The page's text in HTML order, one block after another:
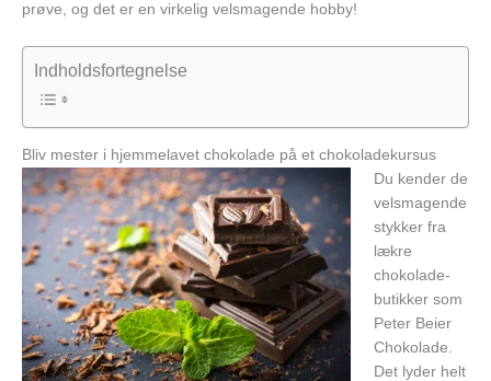
prøve, og det er en virkelig velsmagende hobby!
Indholdsfortegnelse
Bliv mester i hjemmelavet chokolade på et chokoladekursus
Du kender de
velsmagende
stykker fra
lækre
chokolade-
butikker som
Peter Beier
Chokolade.
Det lyder helt